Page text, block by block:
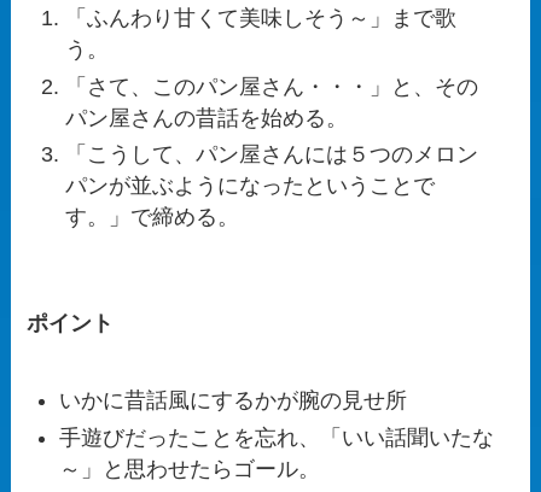
「ふんわり甘くて美味しそう～」まで歌
う。
「さて、このパン屋さん・・・」と、その
パン屋さんの昔話を始める。
「こうして、パン屋さんには５つのメロン
パンが並ぶようになったということで
す。」で締める。
ポイント
いかに昔話風にするかが腕の見せ所
手遊びだったことを忘れ、「いい話聞いたな
～」と思わせたらゴール。